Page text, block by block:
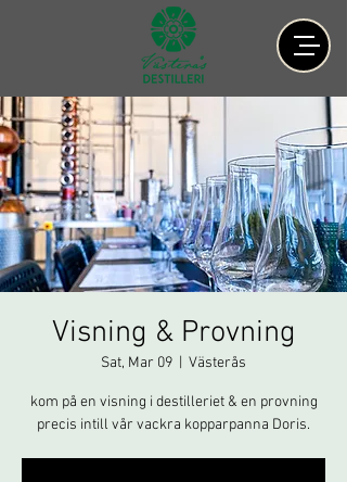
Visning & Provning
Sat, Mar 09 Västerås
kom på en visning i destilleriet & en provning
precis intill vår vackra kopparpanna Doris.